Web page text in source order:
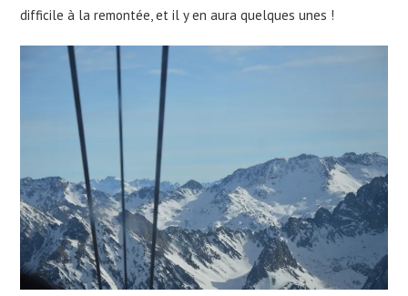
difficile à la remontée, et il y en aura quelques unes !